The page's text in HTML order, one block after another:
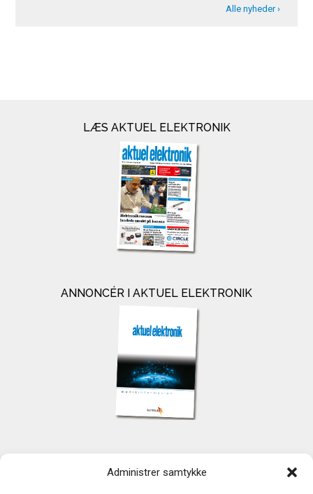
Administrer samtykke
Alle nyheder ›
LÆS AKTUEL ELEKTRONIK
ANNONCÉR I AKTUEL ELEKTRONIK
TechMedia A/S